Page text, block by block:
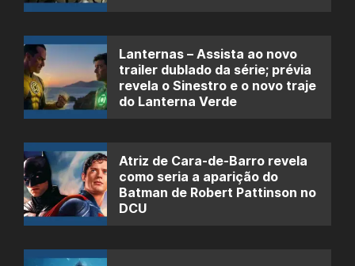
Lanternas – Assista ao novo
trailer dublado da série; prévia
revela o Sinestro e o novo traje
do Lanterna Verde
Atriz de Cara-de-Barro revela
como seria a aparição do
Batman de Robert Pattinson no
DCU